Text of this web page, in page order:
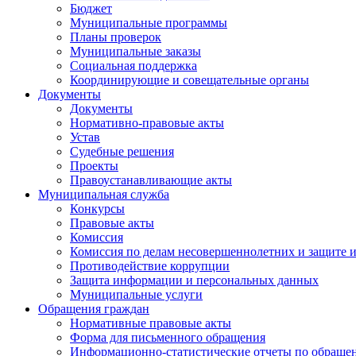
Бюджет
Муниципальные программы
Планы проверок
Муниципальные заказы
Социальная поддержка
Координирующие и совещательные органы
Документы
Документы
Нормативно-правовые акты
Устав
Судебные решения
Проекты
Правоустанавливающие акты
Муниципальная служба
Конкурсы
Правовые акты
Комиссия
Комиссия по делам несовершеннолетних и защите
Противодействие коррупции
Защита информации и персональных данных
Муниципальные услуги
Обращения граждан
Нормативные правовые акты
Форма для письменного обращения
Информационно-статистические отчеты по